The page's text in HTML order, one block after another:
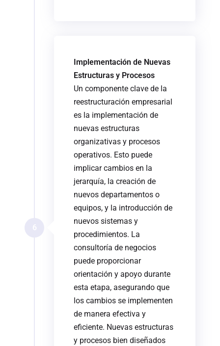
Implementación de Nuevas
Estructuras y Procesos
Un componente clave de la
reestructuración empresarial
es la implementación de
nuevas estructuras
organizativas y procesos
operativos. Esto puede
implicar cambios en la
jerarquía, la creación de
nuevos departamentos o
equipos, y la introducción de
nuevos sistemas y
procedimientos. La
consultoría de negocios
puede proporcionar
orientación y apoyo durante
esta etapa, asegurando que
los cambios se implementen
de manera efectiva y
eficiente. Nuevas estructuras
y procesos bien diseñados